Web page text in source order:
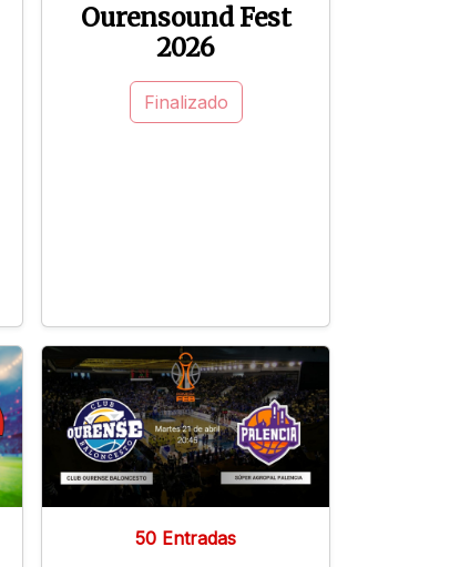
Ourensound Fest
2026
Finalizado
50 Entradas